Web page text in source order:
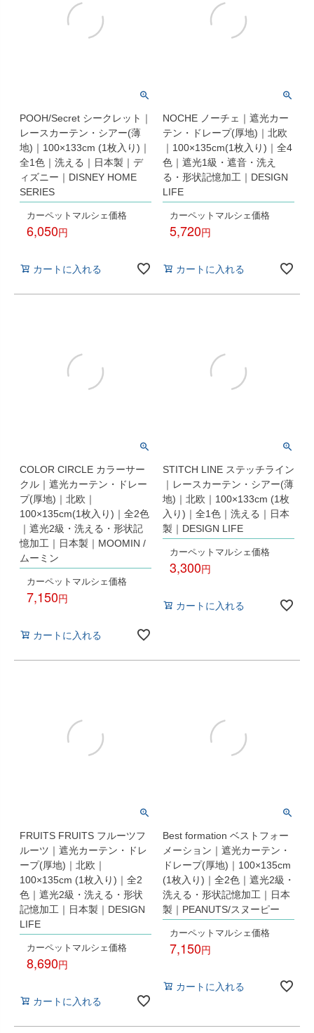
POOH/Secret シークレット｜
レースカーテン・シアー(薄
地)｜100×133cm (1枚入り)｜
全1色｜洗える｜日本製｜デ
ィズニー｜DISNEY HOME
SERIES
カーペットマルシェ価格
6,050
カートに入れる
NOCHE ノーチェ｜遮光カー
テン・ドレープ(厚地)｜北欧
｜100×135cm(1枚入り)｜全4
色｜遮光1級・遮音・洗え
る・形状記憶加工｜DESIGN
LIFE
カーペットマルシェ価格
5,720
カートに入れる
COLOR CIRCLE カラーサー
クル｜遮光カーテン・ドレー
プ(厚地)｜北欧｜
100×135cm(1枚入り)｜全2色
｜遮光2級・洗える・形状記
憶加工｜日本製｜MOOMIN /
ムーミン
カーペットマルシェ価格
7,150
カートに入れる
STITCH LINE ステッチライン
｜レースカーテン・シアー(薄
地)｜北欧｜100×133cm (1枚
入り)｜全1色｜洗える｜日本
製｜DESIGN LIFE
カーペットマルシェ価格
3,300
カートに入れる
FRUITS FRUITS フルーツフ
ルーツ｜遮光カーテン・ドレ
ープ(厚地)｜北欧｜
100×135cm (1枚入り)｜全2
色｜遮光2級・洗える・形状
記憶加工｜日本製｜DESIGN
LIFE
カーペットマルシェ価格
8,690
カートに入れる
Best formation ベストフォー
メーション｜遮光カーテン・
ドレープ(厚地)｜100×135cm
(1枚入り)｜全2色｜遮光2級・
洗える・形状記憶加工｜日本
製｜PEANUTS/スヌーピー
カーペットマルシェ価格
7,150
カートに入れる